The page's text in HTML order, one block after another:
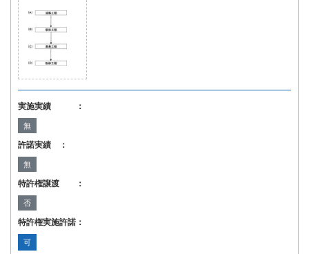
実施実績 ：
無
許諾実績 ：
無
特許権譲渡 ：
否
特許権実施許諾：
可